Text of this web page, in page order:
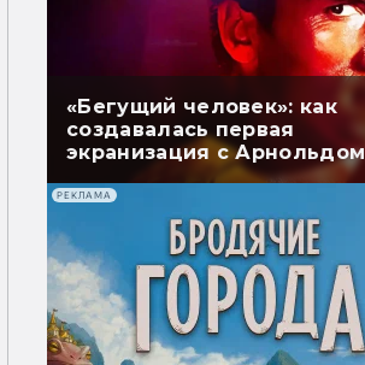
«Бегущий человек»: как
создавалась первая
экранизация с Арнольдом
Шварценеггером
РЕКЛАМА